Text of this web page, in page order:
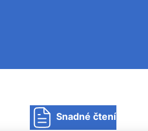
Snadné čtení